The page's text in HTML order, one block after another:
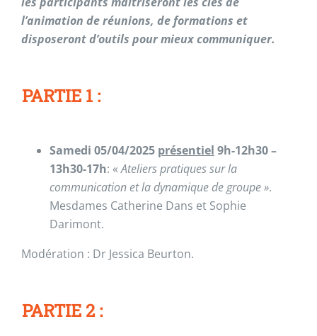
l’animation de réunions, de formations et
disposeront d’outils pour mieux communiquer.
PARTIE 1 :
Samedi 05/04/2025 présentiel 9h-12h30 –
13h30-17h: «Ateliers pratiques sur la
communication et la dynamique de groupe ».
Mesdames Catherine Dans et Sophie
Darimont.
Modération : Dr Jessica Beurton.
PARTIE 2 :